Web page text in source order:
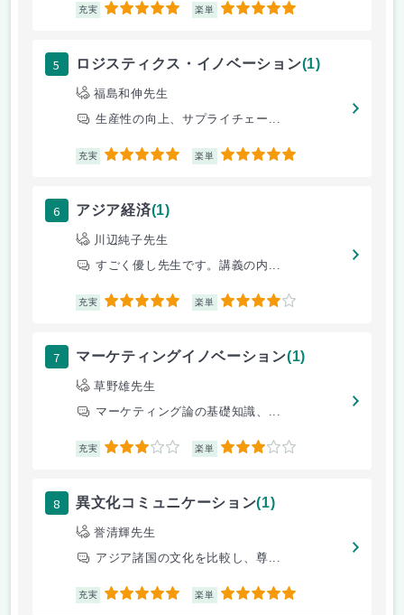
充実 5 楽単 5
5 ロジスティクス・イノベーション(1)
福島和伸先生
生産性の向上、サプライチェー...
充実 5 楽単 5
6 アジア経済(1)
川辺純子先生
すごく優し先生です。講義の内...
充実 5 楽単 4
7 マーケティングイノベーション(1)
草野雄先生
マーケティング論の基礎知識、...
充実 3 楽単 3
8 異文化コミュニケーション(1)
誉清輝先生
アジア諸国の文化を比較し、尊...
充実 5 楽単 5